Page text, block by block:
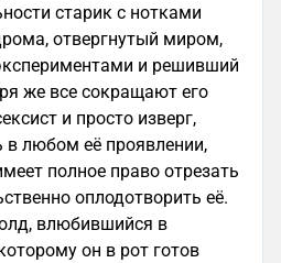
старик с нотками
отвергнутый миром,
и решивший
же все сокращают его
и просто изверг,
любом её проявлении,
полное право отрезать
оплодотворить её.
влюбившийся в
он в рот готов